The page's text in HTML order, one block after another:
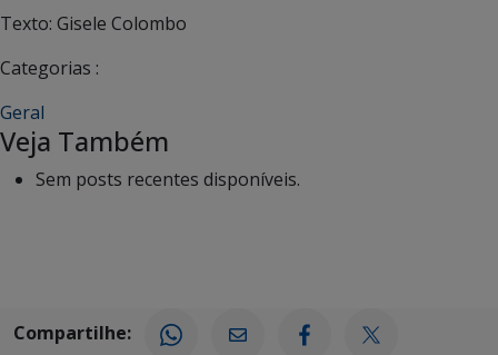
Texto: Gisele Colombo
Categorias :
Geral
Veja Também
Sem posts recentes disponíveis.
Compartilhe: